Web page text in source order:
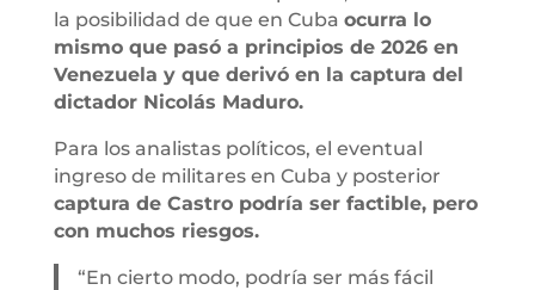
la posibilidad de que en Cuba ocurra lo
mismo que pasó a principios de 2026 en
Venezuela y que derivó en la captura del
dictador Nicolás Maduro.
Para los analistas políticos, el eventual
ingreso de militares en Cuba y posterior
captura de Castro podría ser factible, pero
con muchos riesgos.
“En cierto modo, podría ser más fácil